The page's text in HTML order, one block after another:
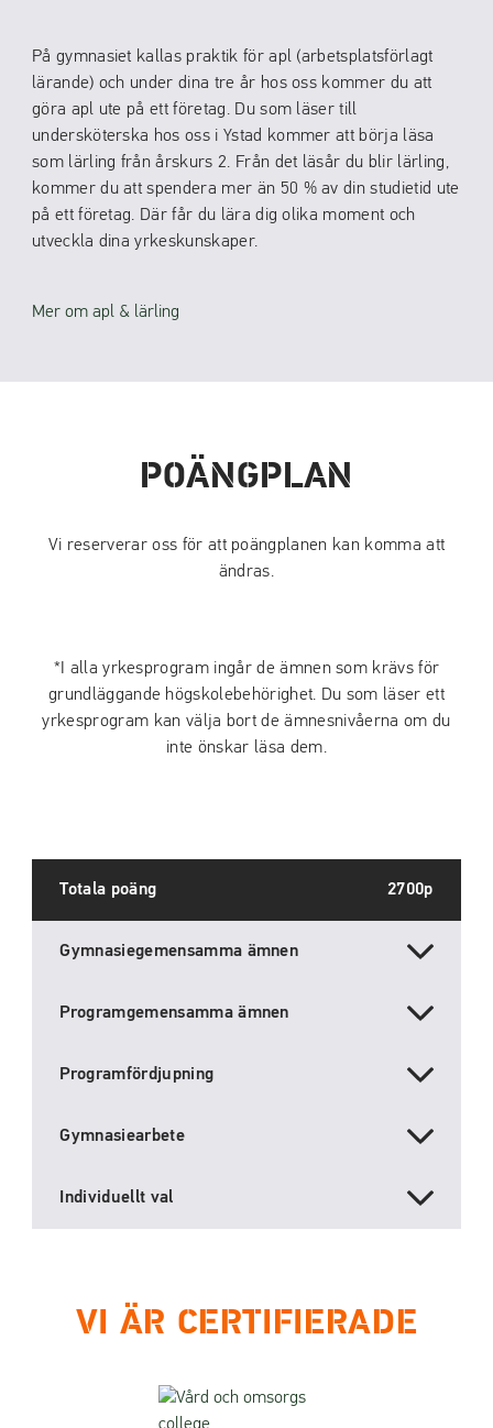
På gymnasiet kallas praktik för apl (arbetsplatsförlagt
lärande) och under dina tre år hos oss kommer du att
göra apl ute på ett företag. Du som läser till
undersköterska hos oss i Ystad kommer att börja läsa
som lärling från årskurs 2. Från det läsår du blir lärling,
kommer du att spendera mer än 50 % av din studietid ute
på ett företag. Där får du lära dig olika moment och
utveckla dina yrkeskunskaper.
Mer om apl & lärling
POÄNGPLAN
Vi reserverar oss för att poängplanen kan komma att
ändras.
*I alla yrkesprogram ingår de ämnen som krävs för
grundläggande högskolebehörighet. Du som läser ett
yrkesprogram kan välja bort de ämnesnivåerna om du
inte önskar läsa dem.
Totala poäng 2700p
Gymnasiegemensamma ämnen
Programgemensamma ämnen
Programfördjupning
Gymnasiearbete
Individuellt val
VI ÄR CERTIFIERADE